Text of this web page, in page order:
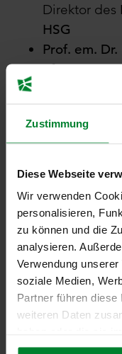
Zustimmung
Diese Webseite
Wir verwenden
personalisieren,
zu können und die
analysieren.
Verwendung
soziale Medien,
Partner führen
weiteren Daten
gesammelt haben.
Direktor des
HSG
Prof. em.
of Lucerne
Prof. Dr.
Leadership,
Prof. Dr. J.
Institut für
Frauke von
Officer,
Viessmann
Dr. Sabine
Project
Prof. Dr. Nils